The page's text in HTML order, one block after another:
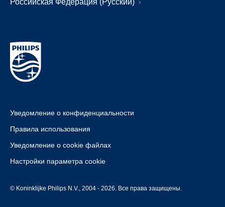
Российская Федерация (Русский)
Уведомление о конфиденциальности
Правила использования
Уведомление о cookie файлах
Настройки параметра cookie
© Koninklijke Philips N.V., 2004 - 2026. Все права защищены.